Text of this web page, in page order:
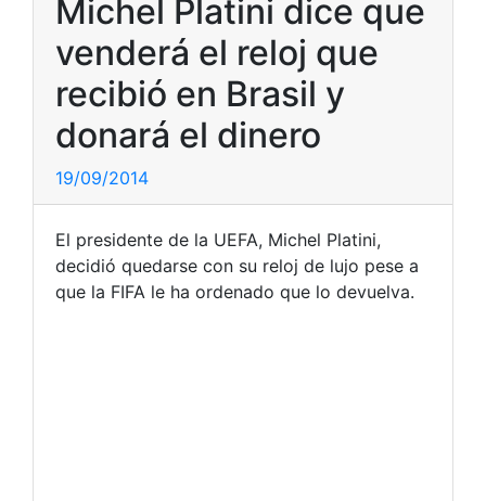
Michel Platini dice que
venderá el reloj que
recibió en Brasil y
donará el dinero
19/09/2014
El presidente de la UEFA, Michel Platini,
decidió quedarse con su reloj de lujo pese a
que la FIFA le ha ordenado que lo devuelva.